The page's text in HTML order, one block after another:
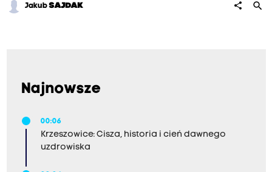
JakubSAJDAK share search
Najnowsze
00:06
Krzeszowice: Cisza, historia i cień dawnego
uzdrowiska